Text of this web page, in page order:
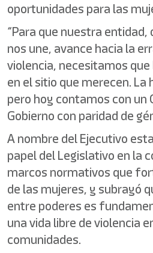
oportunidades para las
“Para que nuestra entidad,
nos une, avance hacia la
violencia, necesitamos
en el sitio que merecen. La
pero hoy contamos con un
Gobierno con paridad de
A nombre del Ejecutivo
papel del Legislativo en la
marcos normativos que
de las mujeres, y subrayó
entre poderes es
una vida libre de violencia
comunidades.